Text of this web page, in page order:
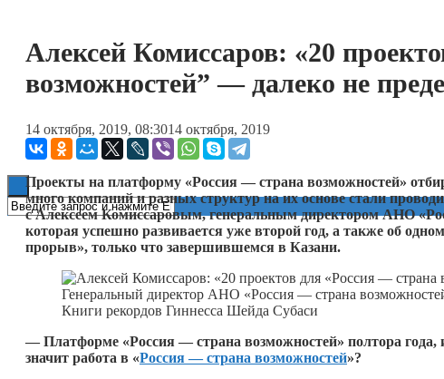
Книги
Алексей Комиссаров: «20
возможностей” — далеко не
14 октября, 2019, 08:3014 октября, 2019
Проекты на платформу «Россия — страна возможностей»
много компаний и разных структур на их основе стали
с Алексеем Комиссаровым, генеральным директором АНО
которая успешно развивается уже второй год, а также об
прорыв», только что завершившемся в Казани.
Генеральный директор АНО «Россия — страна
Книги рекордов Гиннесса Шейда Субаси
— Платформе «Россия — страна возможностей» полтора года,
значит работа в «Россия — страна возможностей»?